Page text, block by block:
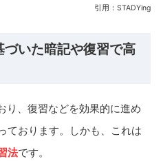
引用：STADYing
いた暗記や復習で高
り、復習などを効果的に進め
ております。しかも、これは
法です。